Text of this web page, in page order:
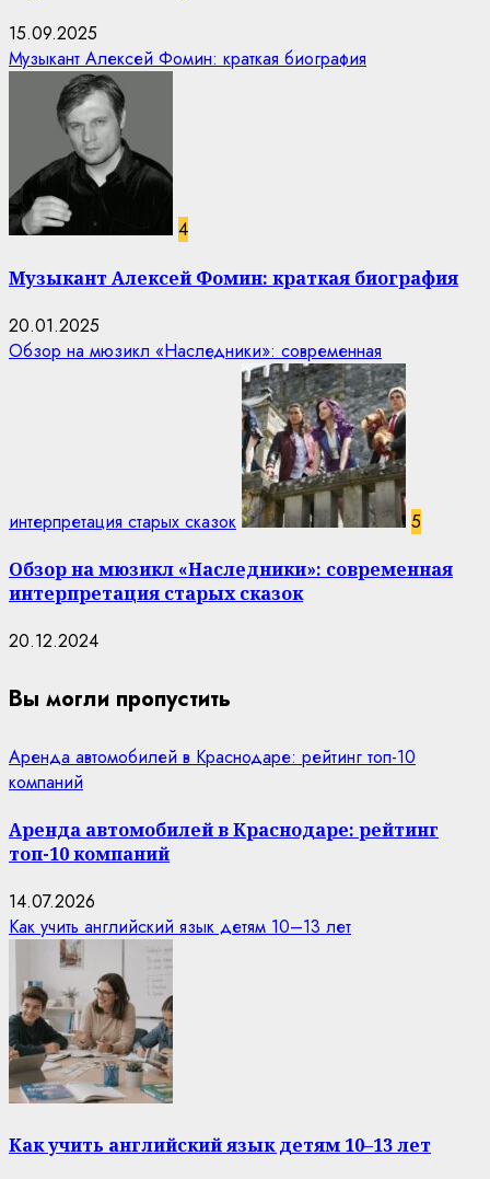
15.09.2025
Музыкант Алексей Фомин: краткая биография
4
Музыкант Алексей Фомин: краткая биография
20.01.2025
Обзор на мюзикл «Наследники»: современная
интерпретация старых сказок 5
Обзор на мюзикл «Наследники»: современная
интерпретация старых сказок
20.12.2024
Вы могли пропустить
Аренда автомобилей в Краснодаре: рейтинг топ-10
компаний
Аренда автомобилей в Краснодаре: рейтинг
топ-10 компаний
14.07.2026
Как учить английский язык детям 10–13 лет
Как учить английский язык детям 10–13 лет